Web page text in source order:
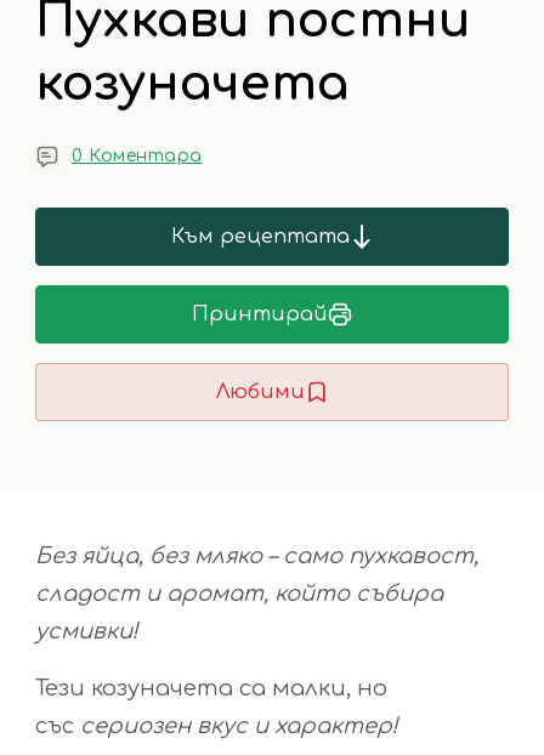
Пухкави постни
козуначета
0 Коментара
Към рецептата
Принтирай
Любими
Без яйца, без мляко – само пухкавост,
сладост и аромат, който събира
усмивки!
Тези козуначета са малки, но
със сериозен вкус и характер!